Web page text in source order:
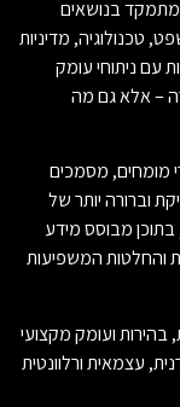
בנושאים
טכנולוגיה, מדיניות
עם ניתוחי עומק
– אלא גם מה
מומחים, מסמכים
וברורה יותר של
בתוכן מבוסס מידע
והחלטות המשפיעות
ועומק מקצועי
עצמאית ורלוונטית